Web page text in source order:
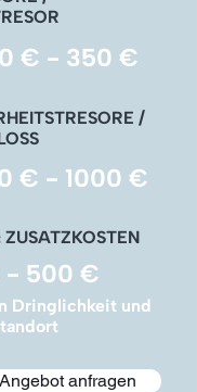
€ - 350 €
/
€ - 1000 €
- 500 €
Dringlichkeit und
anfragen